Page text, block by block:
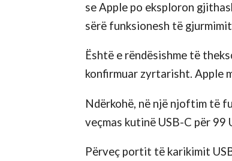
se Apple po eksploron
sërë funksionesh të
Është e rëndësishme të
konfirmuar zyrtarisht. Apple
Ndërkohë, në një njoftim të
veçmas kutinë USB-C për
Përveç portit të karikimit